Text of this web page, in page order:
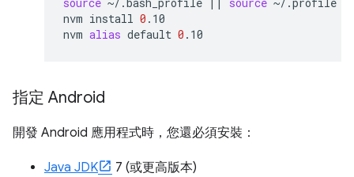
source ~/.bash_profile || source ~/.profile
nvm install 0 .10
nvm alias default 0
指定 Android
開發 Android 應用程式時，您還必須安裝：
Java JDK
7 (或更高版本)